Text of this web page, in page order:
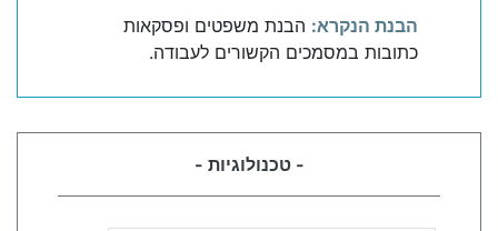
הבנת הנקרא: הבנת משפטים ופסקאות
כתובות במסמכים הקשורים לעבודה.
- טכנולוגיות -